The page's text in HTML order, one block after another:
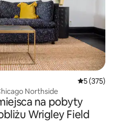
Średnia
5 (375)
Northside
na pobyty
Wrigley Field